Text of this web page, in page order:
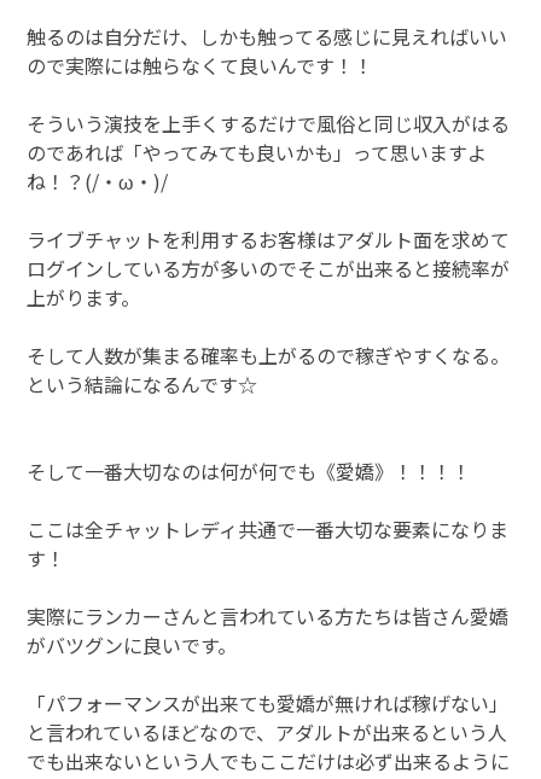
触るのは自分だけ、しかも触ってる感じに見えればいい
ので実際には触らなくて良いんです！！
そういう演技を上手くするだけで風俗と同じ収入がはる
のであれば「やってみても良いかも」って思いますよ
ね！？(/・ω・)/
ライブチャットを利用するお客様はアダルト面を求めて
ログインしている方が多いのでそこが出来ると接続率が
上がります。
そして人数が集まる確率も上がるので稼ぎやすくなる。
という結論になるんです☆
そして一番大切なのは何が何でも《愛嬌》！！！！
ここは全チャットレディ共通で一番大切な要素になりま
す！
実際にランカーさんと言われている方たちは皆さん愛嬌
がバツグンに良いです。
「パフォーマンスが出来ても愛嬌が無ければ稼げない」
と言われているほどなので、アダルトが出来るという人
でも出来ないという人でもここだけは必ず出来るように